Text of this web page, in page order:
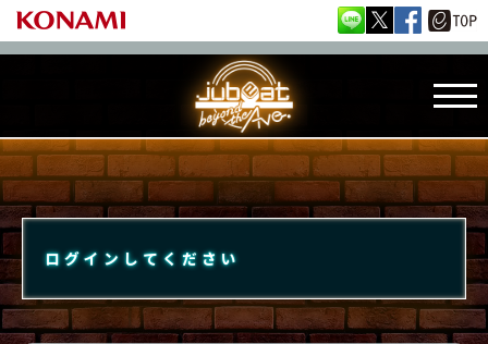
ログインしてください